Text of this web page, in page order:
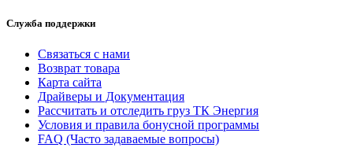
Служба поддержки
Связаться с нами
Возврат товара
Карта сайта
Драйверы и Документация
Рассчитать и отследить груз ТК Энергия
Условия и правила бонусной программы
FAQ (Часто задаваемые вопросы)